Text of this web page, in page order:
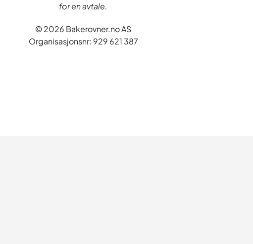
for en avtale.
© 2026 Bakerovner.no AS
Organisasjonsnr: 929 621 387